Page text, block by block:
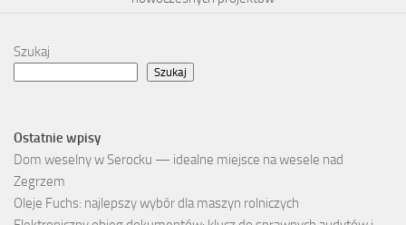
Szukaj
Szukaj
Ostatnie wpisy
Dom weselny w Serocku — idealne miejsce na wesele nad
Zegrzem
Oleje Fuchs: najlepszy wybór dla maszyn rolniczych